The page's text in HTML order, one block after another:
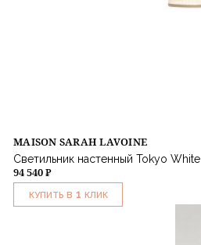
MAISON SARAH LAVOINE
Светильник настенный Tokyo White
94 540 ₽
КУПИТЬ В 1 КЛИК